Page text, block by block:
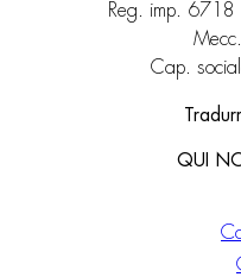
Reg. imp. 6718
Cap.
QUI